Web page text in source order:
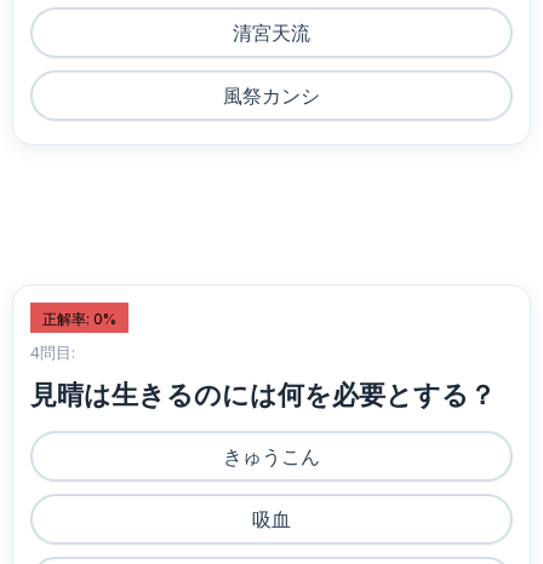
清宮天流
風祭カンシ
正解率: 0%
4問目:
見晴は生きるのには何を必要とする？
きゅうこん
吸血